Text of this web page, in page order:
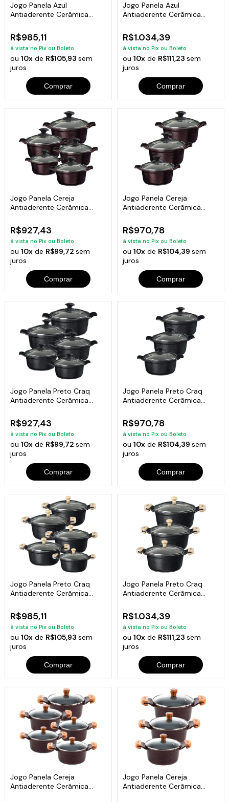
Jogo Panela Azul
Antiaderente Cerâmica
R$985,11
à vista no Pix ou Boleto
ou10x de R$105,93sem
juros
Comprar
Jogo Panela Azul
Antiaderente Cerâmica
R$1.034,39
à vista no Pix ou Boleto
ou 10xde R$111,23 sem
juros
Comprar
Jogo Panela Cereja
Antiaderente Cerâmica
R$927,43
à vista no Pix ou Boleto
ou10x de R$99,72sem
juros
Comprar
Jogo Panela Cereja
Antiaderente Cerâmica
R$970,78
à vista no Pix ou Boleto
ou 10xde R$104,39 sem
juros
Comprar
Jogo Panela Preto Craq
Antiaderente Cerâmica
R$927,43
à vista no Pix ou Boleto
ou10x de R$99,72sem
juros
Comprar
Jogo Panela Preto Craq
Antiaderente Cerâmica
R$970,78
à vista no Pix ou Boleto
ou 10xde R$104,39 sem
juros
Comprar
Jogo Panela Preto Craq
Antiaderente Cerâmica
R$985,11
à vista no Pix ou Boleto
ou10x de R$105,93sem
juros
Comprar
Jogo Panela Preto Craq
Antiaderente Cerâmica
R$1.034,39
à vista no Pix ou Boleto
ou 10xde R$111,23 sem
juros
Comprar
Jogo Panela Cereja
Antiaderente Cerâmica
Jogo Panela Cereja
Antiaderente Cerâmica